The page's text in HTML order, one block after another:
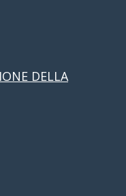
DELLA